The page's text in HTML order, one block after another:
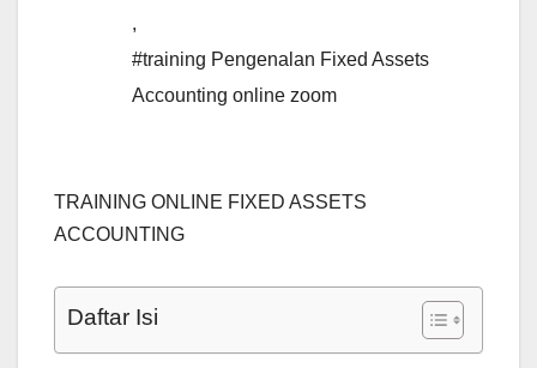
,
#training Pengenalan Fixed Assets
Accounting online zoom
TRAINING ONLINE FIXED ASSETS
ACCOUNTING
Daftar Isi